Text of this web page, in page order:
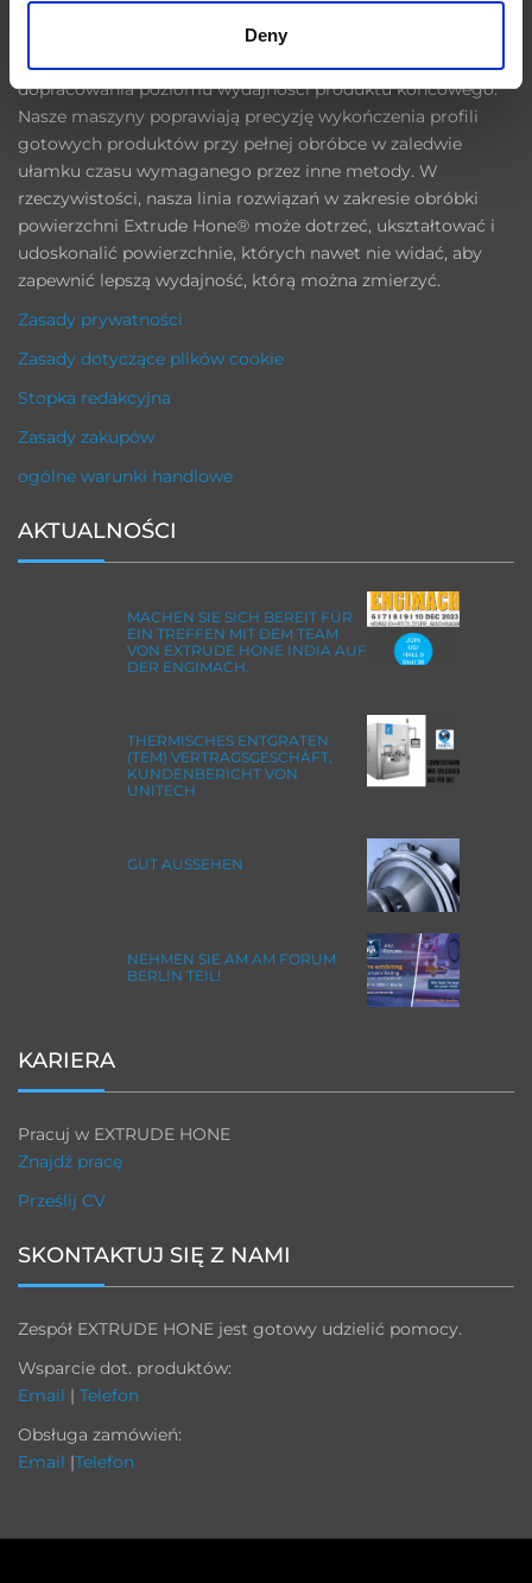
Deny
W sektorach przemysłu takich jak lotnictwo, motoryzacja,
energetyka i medycyna, precyzyjne wykańczanie
obrabianych części ma kluczowe znaczenie dla
dopracowania poziomu wydajności produktu końcowego.
Nasze maszyny poprawiają precyzję wykończenia profili
gotowych produktów przy pełnej obróbce w zaledwie
ułamku czasu wymaganego przez inne metody. W
rzeczywistości, nasza linia rozwiązań w zakresie obróbki
powierzchni Extrude Hone® może dotrzeć, ukształtować i
udoskonalić powierzchnie, których nawet nie widać, aby
zapewnić lepszą wydajność, którą można zmierzyć.
Zasady prywatności
Zasady dotyczące plików cookie
Stopka redakcyjna
Zasady zakupów
ogólne warunki handlowe
AKTUALNOŚCI
MACHEN SIE SICH BEREIT FÜR
EIN TREFFEN MIT DEM TEAM
VON EXTRUDE HONE INDIA AUF
DER ENGIMACH.
THERMISCHES ENTGRATEN
(TEM) VERTRAGSGESCHÄFT,
KUNDENBERICHT VON
UNITECH
GUT AUSSEHEN
NEHMEN SIE AM AM FORUM
BERLIN TEIL!
KARIERA
Pracuj w EXTRUDE HONE
Znajdź pracę
Prześlij CV
SKONTAKTUJ SIĘ Z NAMI
Zespół EXTRUDE HONE jest gotowy udzielić pomocy.
Wsparcie dot. produktów:
Email | Telefon
Obsługa zamówień:
Email |Telefon